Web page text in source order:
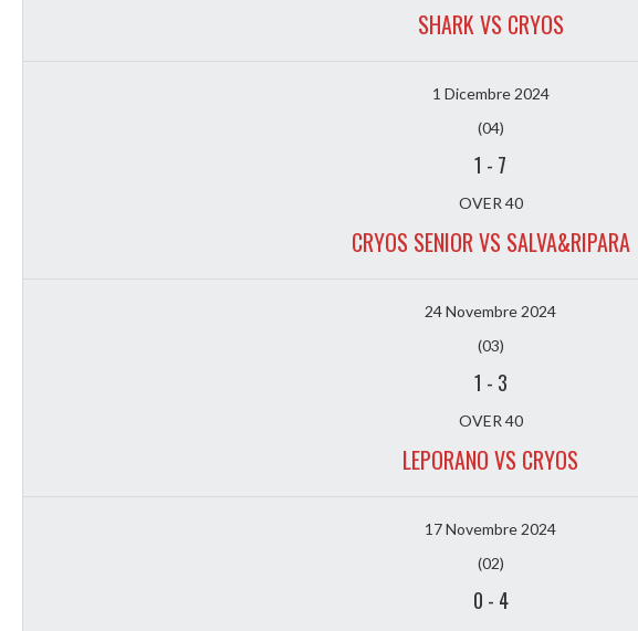
SHARK VS CRYOS
1 Dicembre 2024
(04)
1 - 7
OVER 40
CRYOS SENIOR VS SALVA&RIPARA
24 Novembre 2024
(03)
1 - 3
OVER 40
LEPORANO VS CRYOS
17 Novembre 2024
(02)
0 - 4